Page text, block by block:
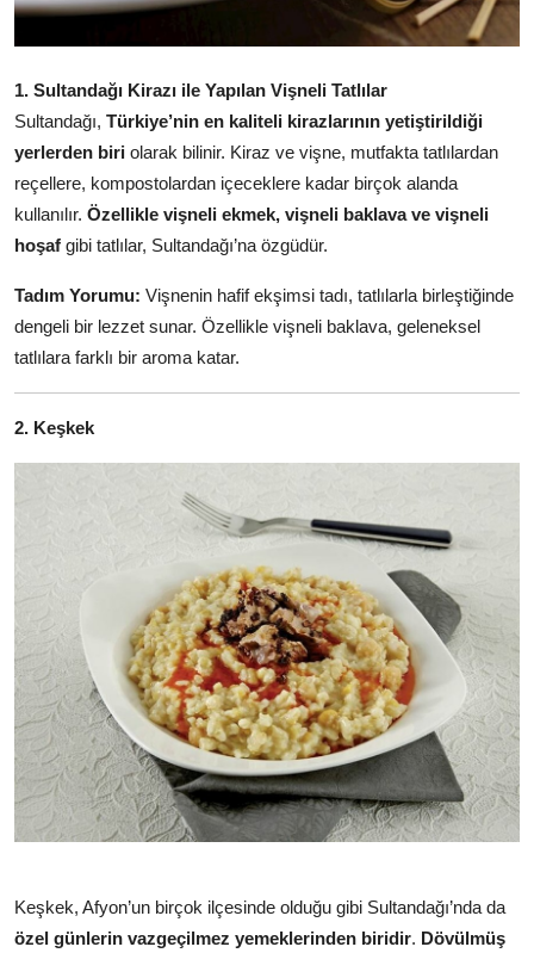
Mutfak Sırları & Teknikler
Gıda Sözlüğü & Nedir?
Yemek Tarifleri & Menüler
1. Sultandağı Kirazı ile Yapılan Vişneli Tatlılar
Sultandağı, Türkiye’nin en kaliteli kirazlarının yetiştirildiği
yerlerden biri olarak bilinir. Kiraz ve vişne, mutfakta tatlılardan
reçellere, kompostolardan içeceklere kadar birçok alanda
kullanılır. Özellikle vişneli ekmek, vişneli baklava ve vişneli
hoşaf gibi tatlılar, Sultandağı’na özgüdür.
Tadım Yorumu: Vişnenin hafif ekşimsi tadı, tatlılarla birleştiğinde
dengeli bir lezzet sunar. Özellikle vişneli baklava, geleneksel
tatlılara farklı bir aroma katar.
2. Keşkek
Keşkek, Afyon’un birçok ilçesinde olduğu gibi Sultandağı’nda da
özel günlerin vazgeçilmez yemeklerinden biridir. Dövülmüş